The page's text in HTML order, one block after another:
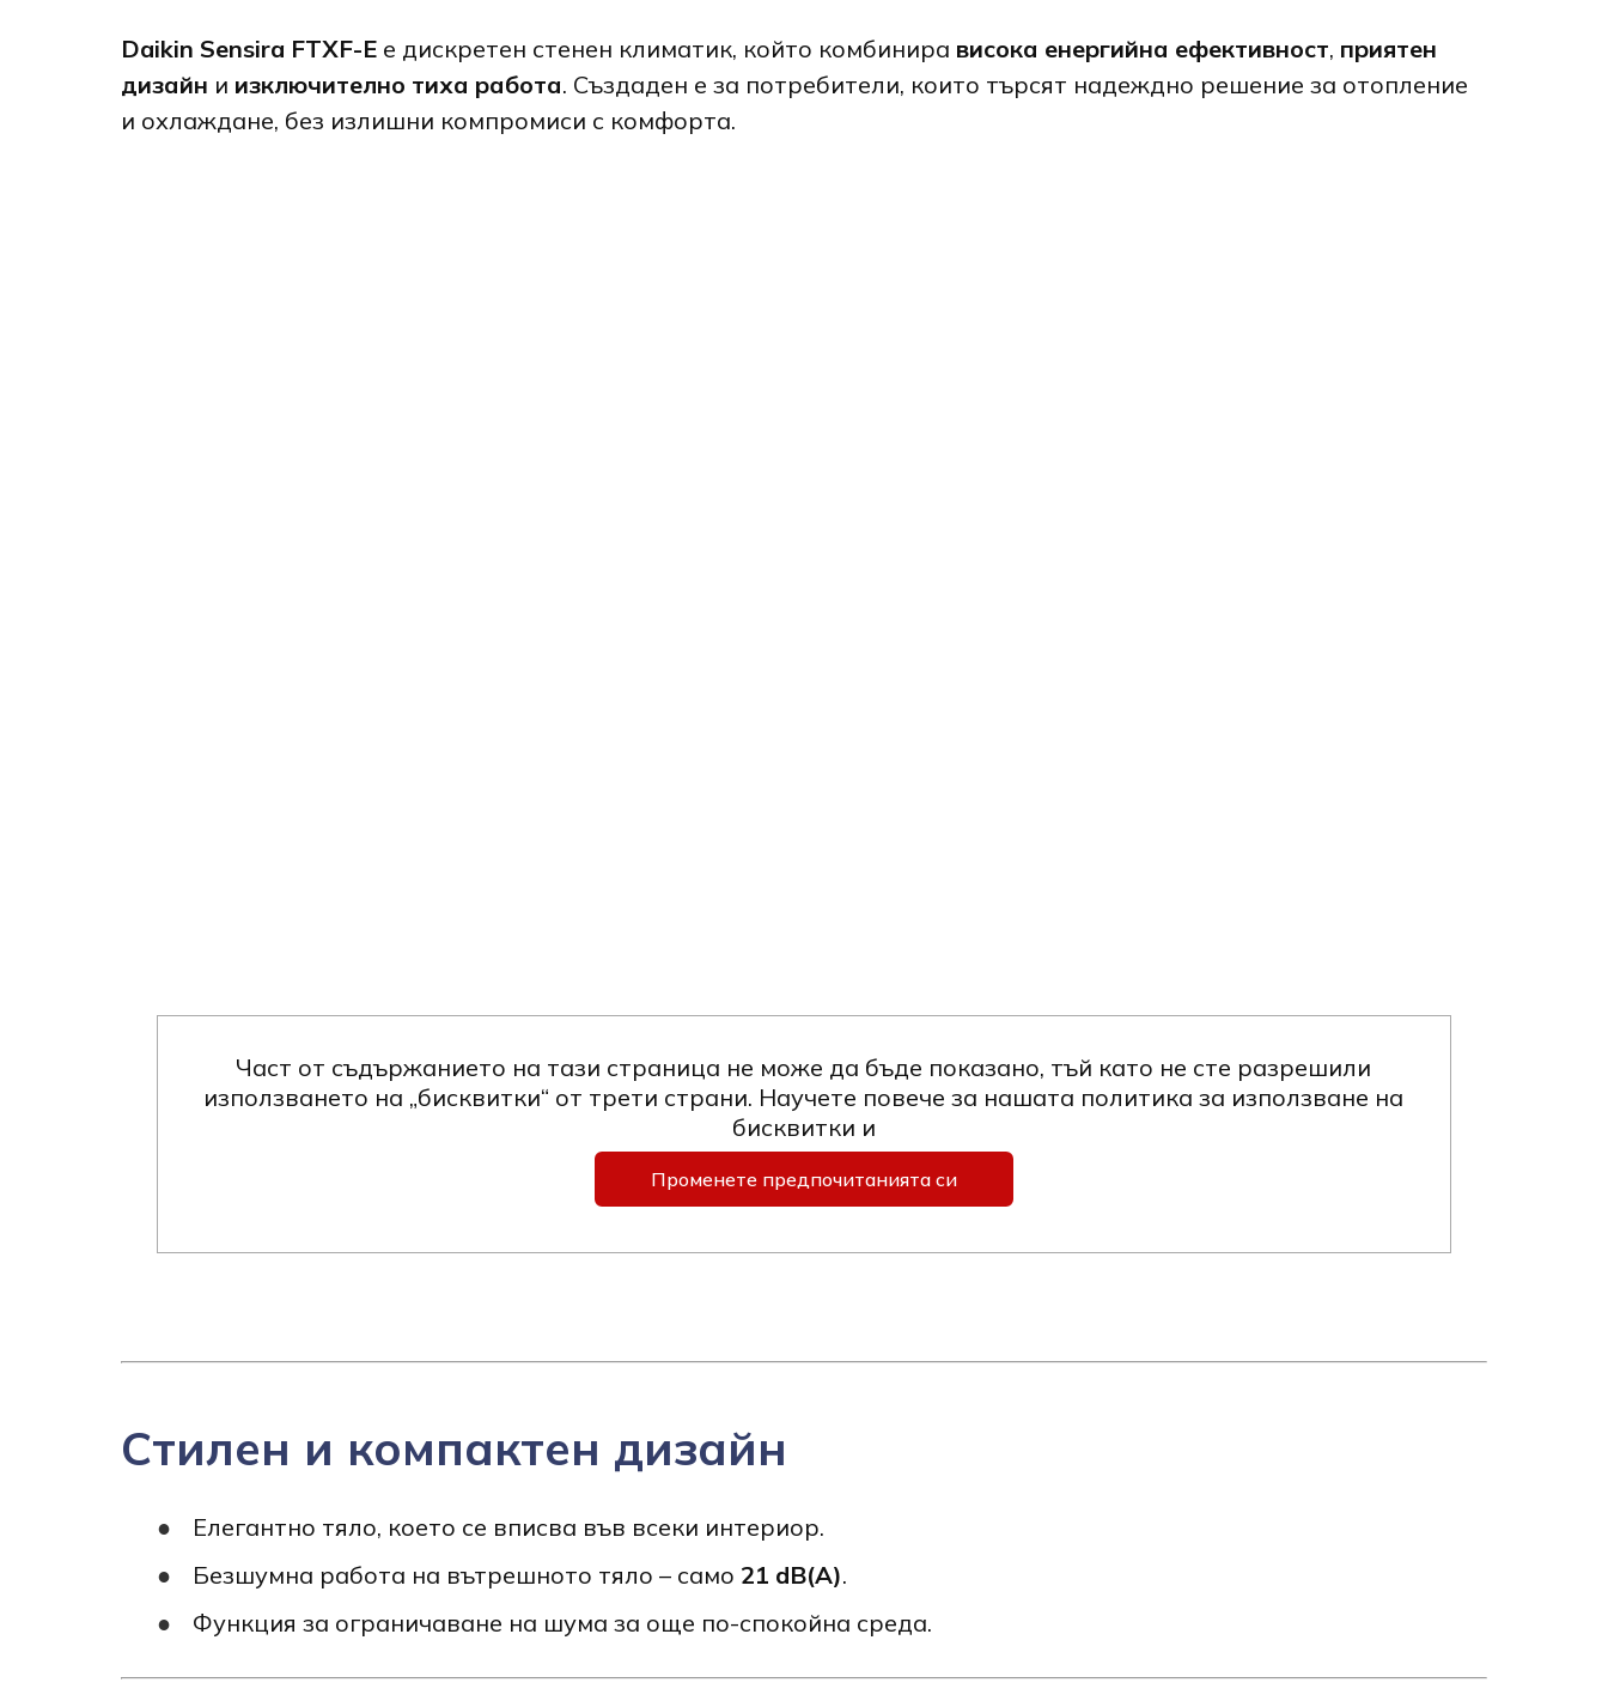
Daikin Sensira FTXF-Eе дискретен стенен климатик, който комбинира висока енергийна ефективност, приятен
дизайн и изключително тиха работа. Създаден е за потребители, които търсят надеждно решение за отопление
и охлаждане, без излишни компромиси с комфорта.
Част от съдържанието на тази страница не може да бъде показано, тъй като не сте разрешили
използването на „бисквитки“ от трети страни. Научете повече за нашата политика за използване на
бисквитки и
Променете предпочитанията си
Стилен и компактен дизайн
Елегантно тяло, което се вписва във всеки интериор.
Безшумна работа на вътрешното тяло – само 21 dB(A).
Функция за ограничаване на шума за още по-спокойна среда.